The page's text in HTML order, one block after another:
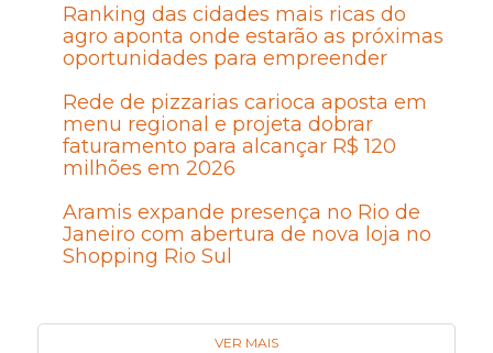
Ranking das cidades mais ricas do
agro aponta onde estarão as próximas
oportunidades para empreender
Rede de pizzarias carioca aposta em
menu regional e projeta dobrar
faturamento para alcançar R$ 120
milhões em 2026
Aramis expande presença no Rio de
Janeiro com abertura de nova loja no
Shopping Rio Sul
VER MAIS